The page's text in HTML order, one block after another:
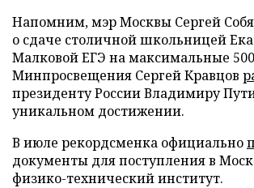
Напомним, мэр Москвы Сергей
о сдаче столичной школьницей
Малковой ЕГЭ на максимальные 500
Минпросвещения Сергей Кравцов
президенту России Владимиру
уникальном достижении.
В июле рекордсменка официально
документы для поступления в
физико-технический институт.